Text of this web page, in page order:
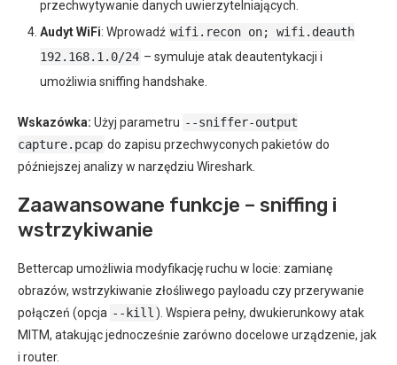
przechwytywanie danych uwierzytelniających.
Audyt WiFi: Wprowadź wifi.recon on; wifi.deauth
192.168.1.0/24 – symuluje atak deautentykacji i
umożliwia sniffing handshake.
Wskazówka: Użyj parametru --sniffer-output
capture.pcap do zapisu przechwyconych pakietów do
późniejszej analizy w narzędziu Wireshark.
Zaawansowane funkcje – sniffing i
wstrzykiwanie
Bettercap umożliwia modyfikację ruchu w locie: zamianę
obrazów, wstrzykiwanie złośliwego payloadu czy przerywanie
połączeń (opcja --kill ). Wspiera pełny, dwukierunkowy atak
MITM, atakując jednocześnie zarówno docelowe urządzenie, jak
i router.